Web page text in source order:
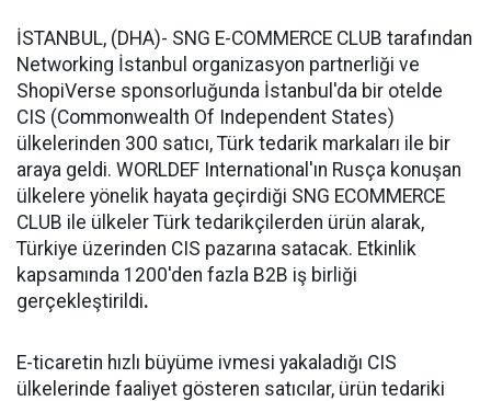
İSTANBUL, (DHA)- SNG E-COMMERCE CLUB tarafından
Networking İstanbul organizasyon partnerliği ve
ShopiVerse sponsorluğunda İstanbul'da bir otelde
CIS (Commonwealth Of Independent States)
ülkelerinden 300 satıcı, Türk tedarik markaları ile bir
araya geldi. WORLDEF International'ın Rusça konuşan
ülkelere yönelik hayata geçirdiği SNG ECOMMERCE
CLUB ile ülkeler Türk tedarikçilerden ürün alarak,
Türkiye üzerinden CIS pazarına satacak. Etkinlik
kapsamında 1200'den fazla B2B iş birliği
gerçekleştirildi.
E-ticaretin hızlı büyüme ivmesi yakaladığı CIS
ülkelerinde faaliyet gösteren satıcılar, ürün tedariki